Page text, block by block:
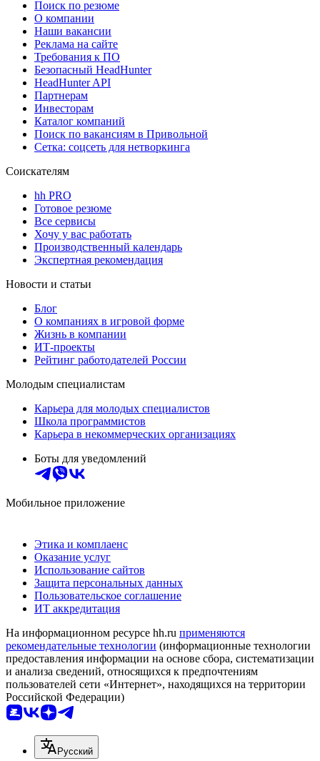
Поиск по резюме
О компании
Наши вакансии
Реклама на сайте
Требования к ПО
Безопасный HeadHunter
HeadHunter API
Партнерам
Инвесторам
Каталог компаний
Поиск по вакансиям в Привольной
Сетка: соцсеть для нетворкинга
Соискателям
hh PRO
Готовое резюме
Все сервисы
Хочу у вас работать
Производственный календарь
Экспертная рекомендация
Новости и статьи
Блог
О компаниях в игровой форме
Жизнь в компании
ИТ-проекты
Рейтинг работодателей России
Молодым специалистам
Карьера для молодых специалистов
Школа программистов
Карьера в некоммерческих организациях
Боты для уведомлений
Мобильное приложение
Этика и комплаенс
Оказание услуг
Использование сайтов
Защита персональных данных
Пользовательское соглашение
ИТ аккредитация
На информационном ресурсе hh.ru применяются
рекомендательные технологии (информационные технологии
предоставления информации на основе сбора, систематизации
и анализа сведений, относящихся к предпочтениям
пользователей сети «Интернет», находящихся на территории
Российской Федерации)
Русский